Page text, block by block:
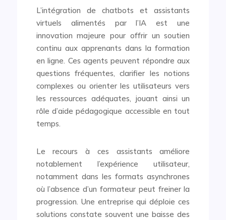
L’intégration de chatbots et assistants
virtuels alimentés par l’IA est une
innovation majeure pour offrir un soutien
continu aux apprenants dans la formation
en ligne. Ces agents peuvent répondre aux
questions fréquentes, clarifier les notions
complexes ou orienter les utilisateurs vers
les ressources adéquates, jouant ainsi un
rôle d’aide pédagogique accessible en tout
temps.
Le recours à ces assistants améliore
notablement l’expérience utilisateur,
notamment dans les formats asynchrones
où l’absence d’un formateur peut freiner la
progression. Une entreprise qui déploie ces
solutions constate souvent une baisse des